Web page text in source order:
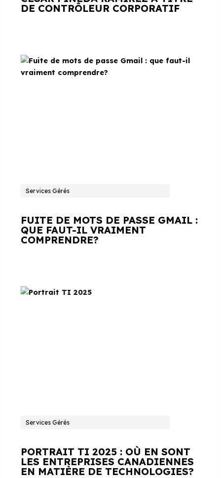
DE CONTRÔLEUR CORPORATIF
Services Gérés
FUITE DE MOTS DE PASSE GMAIL :
QUE FAUT-IL VRAIMENT
COMPRENDRE?
Services Gérés
PORTRAIT TI 2025 : OÙ EN SONT
LES ENTREPRISES CANADIENNES
EN MATIÈRE DE TECHNOLOGIES?